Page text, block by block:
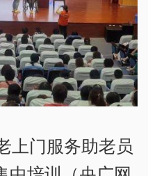
上门服务助老员